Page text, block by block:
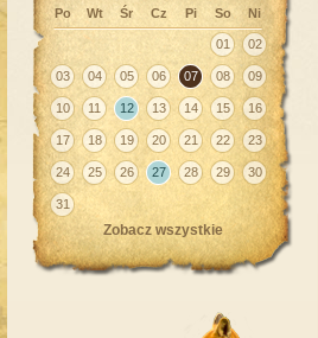
Po Wt Śr Cz Pi So Ni
01 02
03 04 05 06 07 08 09
10 11 12 13 14 15 16
17 18 19 20 21 22 23
24 25 26 27 28 29 30
31
Zobacz wszystkie